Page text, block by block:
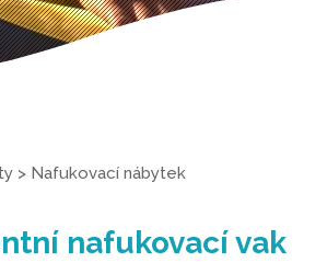
> Nafukovací nábytek
nafukovací vak